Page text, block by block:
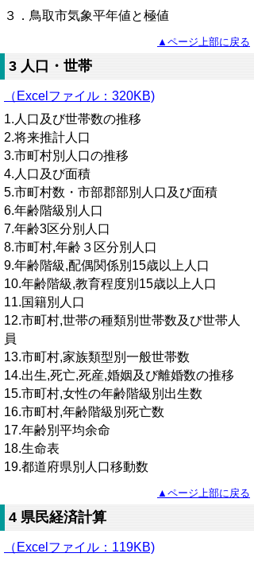
３．鳥取市気象平年値と極値
▲ページ上部に戻る
3 人口・世帯
（Excelファイル：320KB)
1.人口及び世帯数の推移
2.将来推計人口
3.市町村別人口の推移
4.人口及び面積
5.市町村数・市部郡部別人口及び面積
6.年齢階級別人口
7.年齢3区分別人口
8.市町村,年齢３区分別人口
9.年齢階級,配偶関係別15歳以上人口
10.年齢階級,教育程度別15歳以上人口
11.国籍別人口
12.市町村,世帯の種類別世帯数及び世帯人
員
13.市町村,家族類型別一般世帯数
14.出生,死亡,死産,婚姻及び離婚数の推移
15.市町村,女性の年齢階級別出生数
16.市町村,年齢階級別死亡数
17.年齢別平均余命
18.生命表
19.都道府県別人口移動数
▲ページ上部に戻る
4 県民経済計算
（Excelファイル：119KB)